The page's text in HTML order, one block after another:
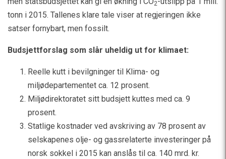
2
tonn i 2015. Tallenes klare tale viser at regjeringen ikke
satser fornybart, men fossilt.
Budsjettforslag som slår uheldig ut for klimaet:
Reelle kutt i bevilgninger til Klima- og
miljødepartementet ca. 12 prosent.
Miljødirektoratet sitt budsjett kuttes med ca. 9
prosent.
Statlige kostnader ved avskriving av 78 prosent av
selskapenes olje- og gassrelaterte investeringer på
norsk sokkel i 2015 kan anslås til ca. 140 mrd. kr.